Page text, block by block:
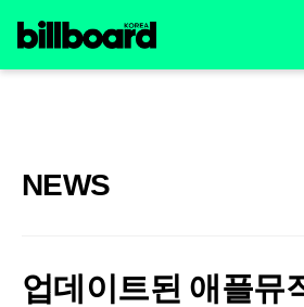
NEWS
업데이트된 애플뮤